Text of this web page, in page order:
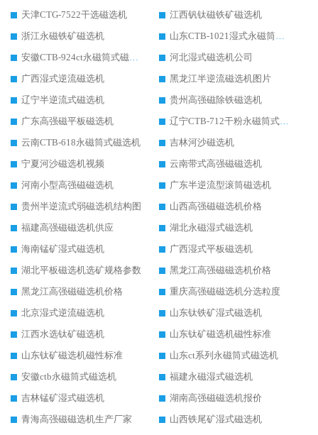
天津CTG-7522干选磁选机
江西钒钛磁铁矿磁选机
浙江永磁铁矿磁选机
山东CTB-1021湿式永磁筒式磁选机
安徽CTB-924ct永磁筒式磁选机
河北湿式磁选机公司
广西湿式逆流磁选机
黑龙江半逆流磁选机图片
辽宁半逆流式磁选机
贵州高强磁除铁磁选机
广东高强磁平板磁选机
辽宁CTB-712干粉永磁筒式磁选机
云南CTB-618永磁筒式磁选机
吉林河沙磁选机
宁夏河沙磁选机视频
云南带式高强磁磁选机
河南小型高强磁磁选机
广东半逆流型滚筒磁选机
贵州半逆流式弱磁选机结构图
山西高强磁磁选机价格
福建高强磁磁选机供应
湖北永磁湿式磁选机
海南锰矿湿式磁选机
广西湿式平板磁选机
湖北平板磁选机选矿规格参数
黑龙江高强磁磁选机价格
黑龙江高强磁磁选机价格
重庆高强磁磁选机分选粒度
北京湿式逆流磁选机
山东钛铁矿湿式磁选机
江西水选钛矿磁选机
山东钛矿磁选机磁性标准
山东钛矿磁选机磁性标准
山东ct系列永磁筒式磁选机
安徽ctb永磁筒式磁选机
福建永磁湿式磁选机
吉林锰矿湿式磁选机
湖南高强磁磁选机报价
青海高强磁磁选机生产厂家
山西铁尾矿湿式磁选机